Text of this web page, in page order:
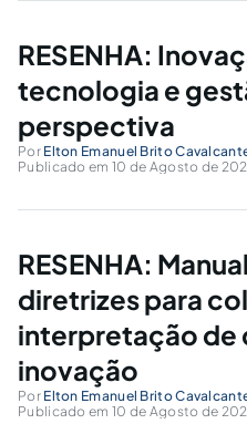
RESENHA:
tecnologia e
perspectiva
Por Elton Emanuel Brito
Publicado em 10 de Agosto de
RESENHA:
diretrizes para
interpretação de
inovação
Por Elton Emanuel Brito
Publicado em 10 de Agosto de